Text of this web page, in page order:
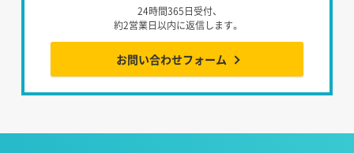
24時間365日受付、
約2営業日以内に返信します。
お問い合わせフォーム